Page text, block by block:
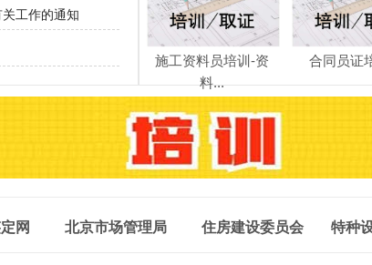
工作的通知
施工资料员培训-资
料...
合同员证
网 北京市场管理局 住房建设委员会 特种